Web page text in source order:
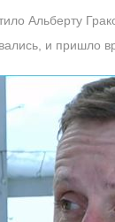
Альберту
и пришло